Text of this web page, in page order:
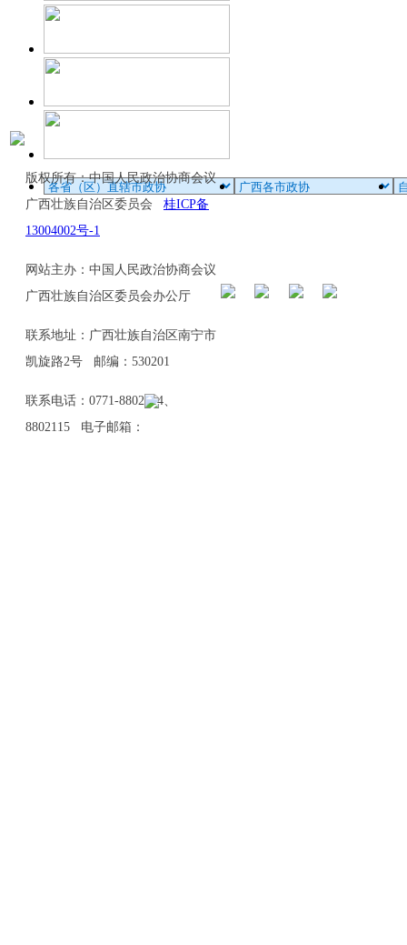
版权所有：中国人民政治协商会议
广西壮族自治区委员会 桂ICP备
13004002号-1
网站主办：中国人民政治协商会议
广西壮族自治区委员会办公厅
联系地址：广西壮族自治区南宁市
凯旋路2号 邮编：530201
联系电话：0771-8802114、
8802115 电子邮箱：